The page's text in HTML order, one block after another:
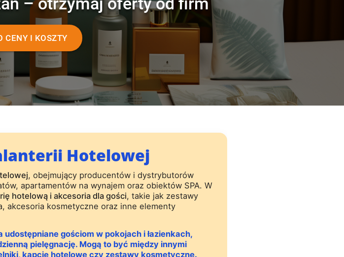
CENY I KOSZTY
Hotelowej
, obejmujący producentów i dystrybutorów
apartamentów na wynajem oraz obiektów SPA. W
hotelową i akcesoria dla gości, takie jak zestawy
akcesoria kosmetyczne oraz inne elementy
gościom w pokojach i łazienkach,
pielęgnację. Mogą to być między innymi
kapcie hotelowe czy zestawy kosmetyczne.